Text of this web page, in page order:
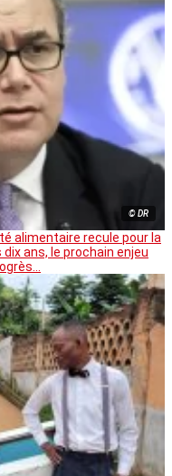
© DR
alimentaire recule pour la
ans, le prochain enjeu